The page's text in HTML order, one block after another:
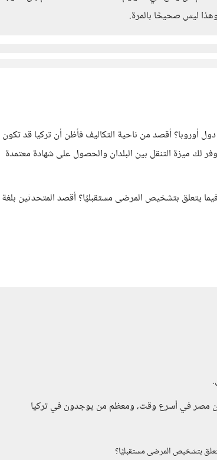
ليس صحيحًا بالمرة.
أوروبا؟ أقصد من ناحية التكاليف فأظن أن تركيا قد تكون
لك ميزة التنقل بين البلدان والحصول على شهادة معتمدة
يتعلق بتشخيص المرضى مستقبليًا؟ أقصد المتحدثين بلغة
من مصر في أسرع وقت، ومعظم من يوجدون في تركيا
بتشخيص المرضى مستقبليًا؟